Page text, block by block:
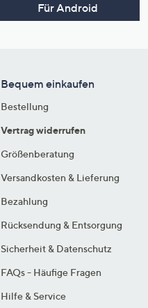
Für Android
Bequem einkaufen
Bestellung
Vertrag widerrufen
Größenberatung
Versandkosten & Lieferung
Bezahlung
Rücksendung & Entsorgung
Sicherheit & Datenschutz
FAQs - Häufige Fragen
Hilfe & Service